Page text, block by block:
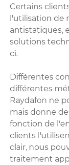
Certains
l'utilisation de
antistatiques,
solutions
ci.
Différentes
différentes
Raydafon ne
mais donne
fonction de
clients
clair, nous
traitement